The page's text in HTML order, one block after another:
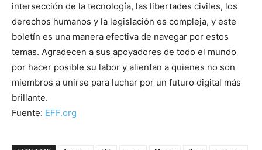
intersección de la tecnología, las libertades civiles, los
derechos humanos y la legislación es compleja, y este
boletín es una manera efectiva de navegar por estos
temas. Agradecen a sus apoyadores de todo el mundo
por hacer posible su labor y alientan a quienes no son
miembros a unirse para luchar por un futuro digital más
brillante.
Fuente: EFF.org